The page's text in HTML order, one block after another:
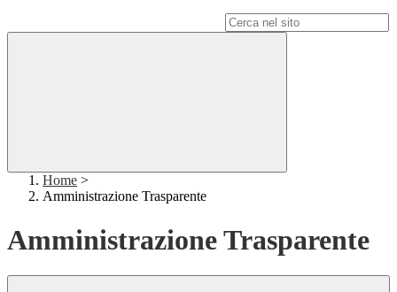
Home >
Amministrazione Trasparente
Amministrazione Trasparente